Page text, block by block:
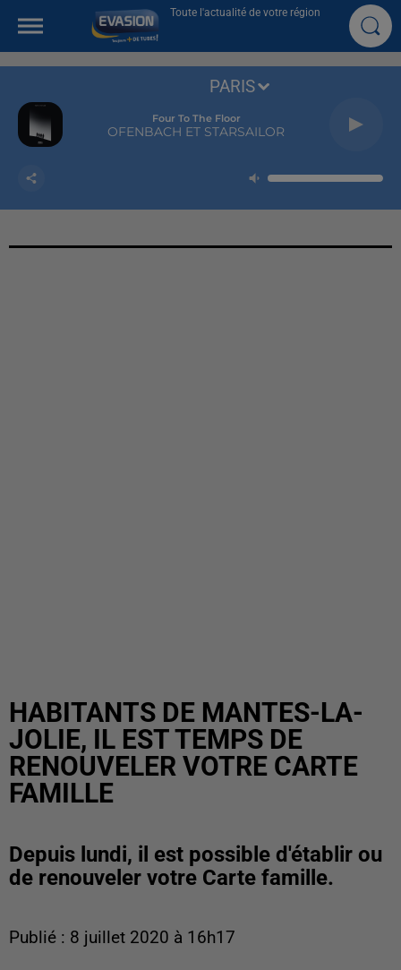
Toute l'actualité de votre région
Four To The Floor
OFENBACH ET STARSAILOR
PARIS
HABITANTS DE MANTES-LA-
JOLIE, IL EST TEMPS DE
RENOUVELER VOTRE CARTE
FAMILLE
Depuis lundi, il est possible d'établir ou
de renouveler votre Carte famille.
Publié : 8 juillet 2020 à 16h17